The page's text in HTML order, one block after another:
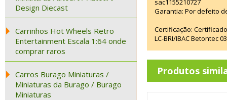
Design Diecast
Carrinhos Hot Wheels Retro
Entertainment Escala 1:64 onde
comprar raros
Carros Burago Miniaturas /
Miniaturas da Burago / Burago
Miniaturas
sac1155210727
Garantia: Por defeito
Certificação:
LC-BRI/IBAC Betontec
Produtos